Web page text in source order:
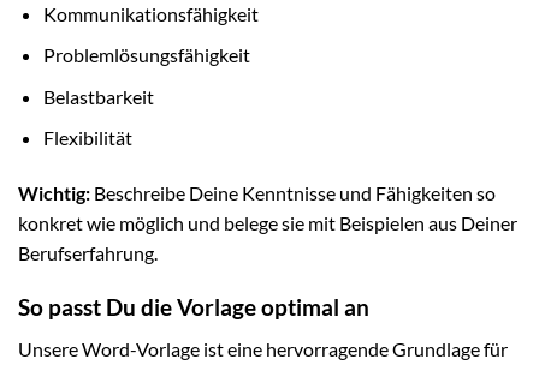
Kommunikationsfähigkeit
Problemlösungsfähigkeit
Belastbarkeit
Flexibilität
Wichtig: Beschreibe Deine Kenntnisse und Fähigkeiten so
konkret wie möglich und belege sie mit Beispielen aus Deiner
Berufserfahrung.
So passt Du die Vorlage optimal an
Unsere Word-Vorlage ist eine hervorragende Grundlage für